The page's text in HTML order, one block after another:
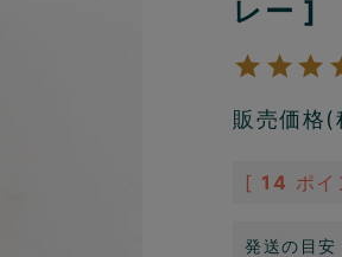
レー ]
販売価格(
[ 14 ポ
発送の目安